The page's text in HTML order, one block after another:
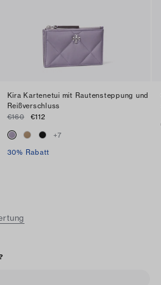
Kira Kartenetui mit Rautensteppung und
Reißverschluss
€160
€112
+7
30% Rabatt